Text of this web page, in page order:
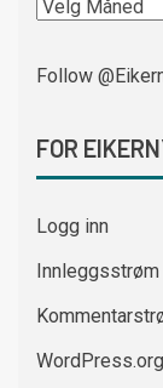
Follow
FOR
Logg inn
Innleggsstrøm
WordPress.org